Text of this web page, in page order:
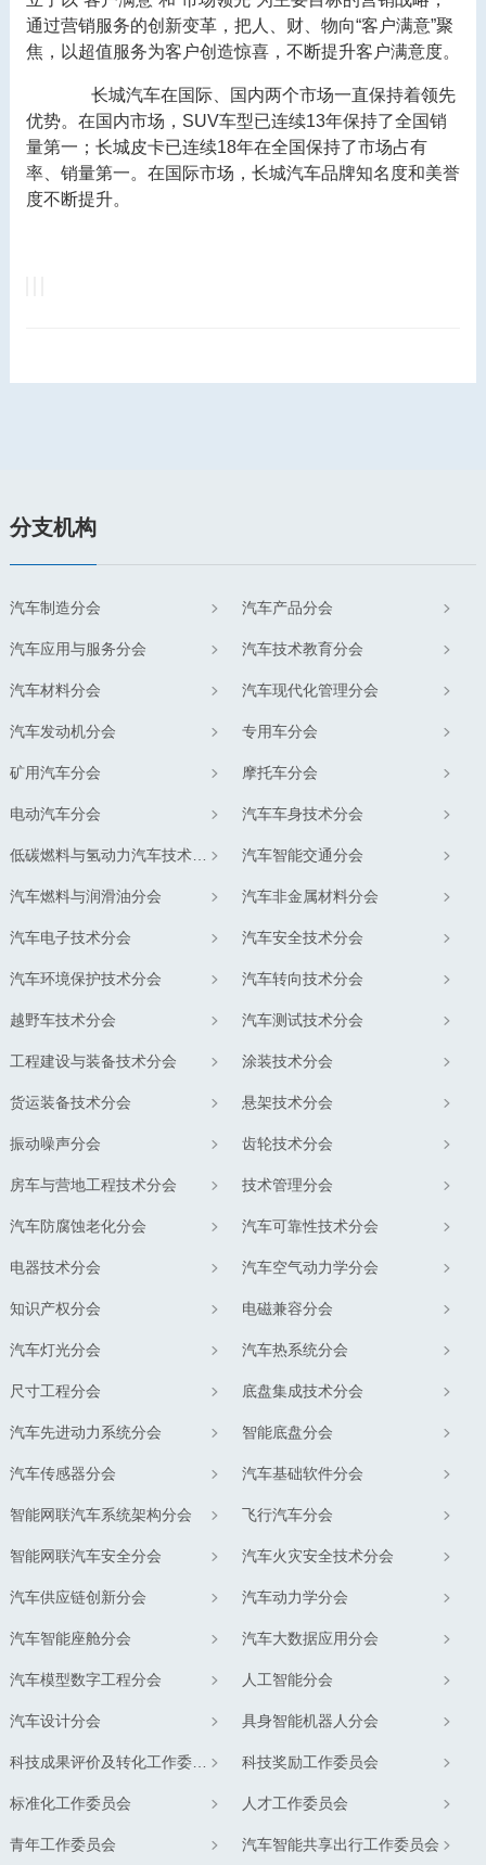
通过营销服务的创新变革，把人、财、物向“客户满意”聚
焦，以超值服务为客户创造惊喜，不断提升客户满意度。
长城汽车在国际、国内两个市场一直保持着领先
优势。在国内市场，SUV车型已连续13年保持了全国销
量第一；长城皮卡已连续18年在全国保持了市场占有
率、销量第一。在国际市场，长城汽车品牌知名度和美誉
度不断提升。
分支机构
汽车制造分会 汽车产品分会
汽车应用与服务分会 汽车技术教育分会
汽车材料分会 汽车现代化管理分会
汽车发动机分会 专用车分会
矿用汽车分会 摩托车分会
电动汽车分会 汽车车身技术分会
低碳燃料与氢动力汽车技术分会 汽车智能交通分会
汽车燃料与润滑油分会 汽车非金属材料分会
汽车电子技术分会 汽车安全技术分会
汽车环境保护技术分会 汽车转向技术分会
越野车技术分会 汽车测试技术分会
工程建设与装备技术分会 涂装技术分会
货运装备技术分会 悬架技术分会
振动噪声分会 齿轮技术分会
房车与营地工程技术分会 技术管理分会
汽车防腐蚀老化分会 汽车可靠性技术分会
电器技术分会 汽车空气动力学分会
知识产权分会 电磁兼容分会
汽车灯光分会 汽车热系统分会
尺寸工程分会 底盘集成技术分会
汽车先进动力系统分会 智能底盘分会
汽车传感器分会 汽车基础软件分会
智能网联汽车系统架构分会 飞行汽车分会
智能网联汽车安全分会 汽车火灾安全技术分会
汽车供应链创新分会 汽车动力学分会
汽车智能座舱分会 汽车大数据应用分会
汽车模型数字工程分会 人工智能分会
汽车设计分会 具身智能机器人分会
科技成果评价及转化工作委员会 科技奖励工作委员会
标准化工作委员会 人才工作委员会
青年工作委员会 汽车智能共享出行工作委员会